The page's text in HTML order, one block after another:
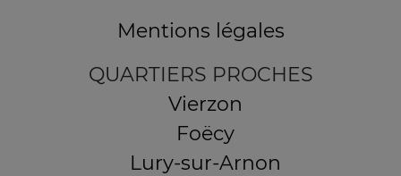
Mentions légales
QUARTIERS PROCHES
Vierzon
Foëcy
Lury-sur-Arnon